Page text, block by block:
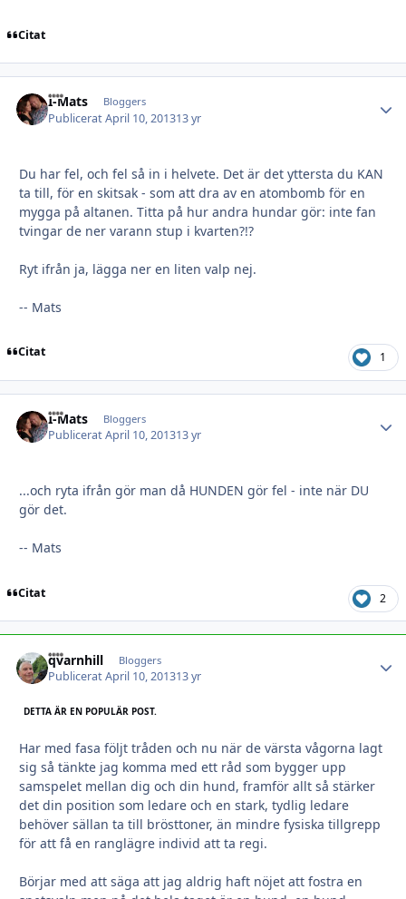
Citat
I-Mats Bloggers
PubliceratApril 10, 201313 yr
Du har fel, och fel så in i helvete. Det är det yttersta du KAN
ta till, för en skitsak - som att dra av en atombomb för en
mygga på altanen. Titta på hur andra hundar gör: inte fan
tvingar de ner varann stup i kvarten?!?
Ryt ifrån ja, lägga ner en liten valp nej.
-- Mats
Citat 1
I-Mats Bloggers
PubliceratApril 10, 201313 yr
...och ryta ifrån gör man då HUNDEN gör fel - inte när DU
gör det.
-- Mats
Citat 2
qvarnhill Bloggers
PubliceratApril 10, 201313 yr
DETTA ÄR EN POPULÄR POST.
Har med fasa följt tråden och nu när de värsta vågorna lagt
sig så tänkte jag komma med ett råd som bygger upp
samspelet mellan dig och din hund, framför allt så stärker
det din position som ledare och en stark, tydlig ledare
behöver sällan ta till brösttoner, än mindre fysiska tillgrepp
för att få en ranglägre individ att ta regi.
Börjar med att säga att jag aldrig haft nöjet att fostra en